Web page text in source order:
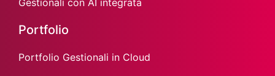
Portfolio
Portfolio Gestionali in Cloud